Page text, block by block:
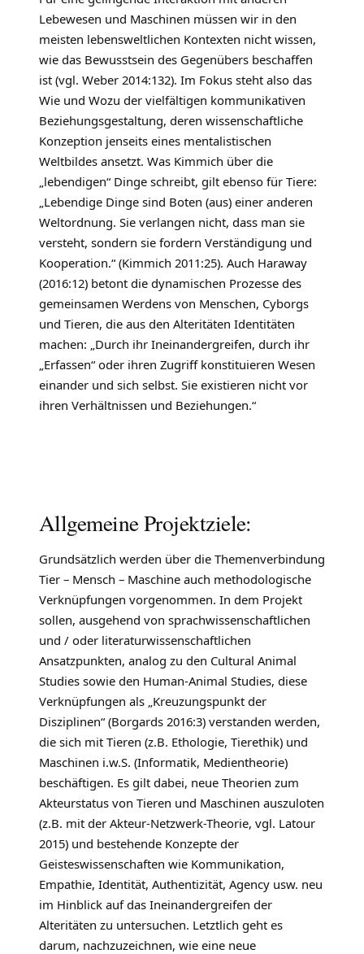
Lebewesen und Maschinen müssen wir in den
meisten lebensweltlichen Kontexten nicht wissen,
wie das Bewusstsein des Gegenübers beschaffen
ist (vgl. Weber 2014:132). Im Fokus steht also das
Wie und Wozu der vielfältigen kommunikativen
Beziehungs­gestaltung, deren wissenschaftliche
Konzeption jenseits eines mentalis­tischen
Weltbildes ansetzt. Was Kimmich über die
„lebendigen“ Dinge schreibt, gilt ebenso für Tiere:
„Lebendige Dinge sind Boten (aus) einer anderen
Weltordnung. Sie verlangen nicht, dass man sie
versteht, sondern sie fordern Verständigung und
Kooperation.“ (Kimmich 2011:25). Auch Haraway
(2016:12) betont die dynamischen Prozesse des
gemeinsamen Werdens von Menschen, Cyborgs
und Tieren, die aus den Alteritäten Identitäten
machen: „Durch ihr Ineinandergreifen, durch ihr
„Erfassen“ oder ihren Zugriff konstituieren Wesen
einander und sich selbst. Sie existieren nicht vor
ihren Verhältnissen und Beziehungen.“
Allgemeine Projektziele:
Grundsätzlich werden über die Themenverbindung
Tier – Mensch – Maschine auch methodologische
Verknüpfungen vorgenommen. In dem Projekt
sollen, ausgehend von sprachwissenschaftlichen
und / oder literaturwissenschaftlichen
Ansatzpunkten, analog zu den Cultural Animal
Studies sowie den Human-Animal Studies, diese
Verknüpfungen als „Kreuzungspunkt der
Disziplinen“ (Borgards 2016:3) verstanden werden,
die sich mit Tieren (z.B. Ethologie, Tierethik) und
Maschinen i.w.S. (Informatik, Medientheorie)
beschäftigen. Es gilt dabei, neue Theorien zum
Akteurstatus von Tieren und Maschinen auszuloten
(z.B. mit der Akteur-Netzwerk-Theorie, vgl. Latour
2015) und bestehende Konzepte der
Geisteswissenschaften wie Kommunikation,
Empathie, Identität, Authentizität, Agency usw. neu
im Hinblick auf das Ineinandergreifen der
Alteritäten zu untersuchen. Letztlich geht es
darum, nachzuzeichnen, wie eine neue